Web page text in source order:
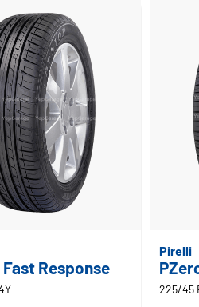
Response
Pirelli
225/45